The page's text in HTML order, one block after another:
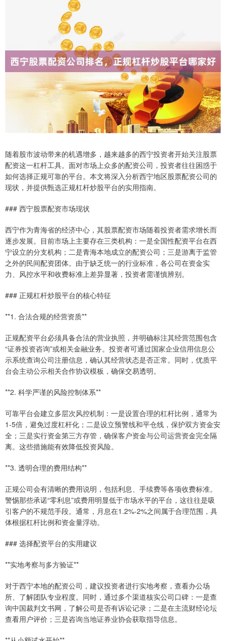
随着股市波动带来的机遇增多，越来越多的西宁投资者开始关注股票
配资这一杠杆工具。面对市场上众多的配资公司，投资者往往困惑于
如何选择正规可靠的平台。本文将深入分析西宁地区股票配资公司的
现状，并提供甄选正规杠杆炒股平台的实用指南。
### 西宁股票配资市场现状
西宁作为青海省的经济中心，其股票配资市场随着投资者需求增长而
逐步发展。目前市场上主要存在三类机构：一是全国性配资平台在西
宁设立的分支机构；二是青海本地成立的配资公司；三是游离于监管
之外的民间配资团体。由于缺乏统一的行业标准，各公司在资金实
力、风控水平和收费标准上差异显著，投资者需谨慎辨别。
### 正规杠杆炒股平台的核心特征
**1. 合法合规的经营资质**
正规配资平台必须具备合法的营业执照，并明确标注其经营范围包含
“证券投资咨询”或相关金融业务。投资者可通过国家企业信用信息公
示系统查询公司注册信息，确认其经营状态是否正常。同时，优质平
台会主动公示相关合作协议模板，确保交易透明。
**2. 科学严谨的风险控制体系**
可靠平台会建立多层次风控机制：一是设置合理的杠杆比例，通常为
1-5倍，避免过度杠杆化；二是设立预警线和平仓线，保护双方资金安
全；三是实行资金第三方存管，确保客户资金与公司运营资金完全隔
离。这些措施能有效降低投资风险。
**3. 透明合理的费用结构**
正规公司会有清晰的费用说明，包括利息、手续费等各项收费标准。
警惕那些承诺“零利息”或费用明显低于市场水平的平台，这往往是吸
引客户的不规范手段。通常，月息在1.2%-2%之间属于合理范围，具
体根据杠杆比例和资金量浮动。
### 选择配资平台的实用建议
**实地考察与多方验证**
对于西宁本地的配资公司，建议投资者进行实地考察，查看办公场
所、了解团队专业程度。同时，通过多个渠道核实公司口碑：一是查
询中国裁判文书网，了解公司是否有诉讼记录；二是在主流财经论坛
查看用户评价；三是咨询当地证券业协会获取指导信息。